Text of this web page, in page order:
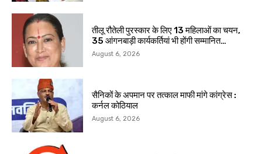
तीलू रौतेली पुरस्कार के लिए 13 महिलाओं का चयन,
35 आंगनबाड़ी कार्यकर्तियां भी होंगी सम्मानित…
August 6, 2026
सैनिकों के अपमान पर तत्काल माफी मांगे कांग्रेस :
कर्नल कोठियाल
August 6, 2026